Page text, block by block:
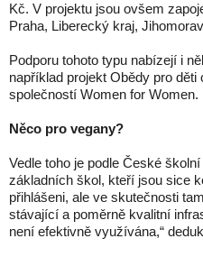
Kč. V projektu jsou ovšem
Praha, Liberecký kraj,
Podporu tohoto typu nabízejí i
například projekt Obědy pro
společností Women for Women.
Něco pro vegany?
Vedle toho je podle České
základních škol, kteří jsou sice
přihlášeni, ale ve skutečnosti
stávající a poměrně kvalitní
není efektivně využívána,“